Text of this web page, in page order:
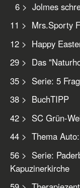
6 > Jolmes
11 > Mrs.Sporty
12 > Happy
29 > Das
35 > Serie: 5
38 > BuchTIPP
42 > SC Grün-
44 > Thema
56 > Serie:
Kapuzinerkirche